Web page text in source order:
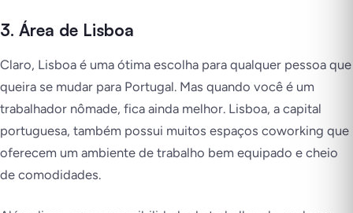
3. Área de Lisboa
Claro, Lisboa é uma ótima escolha para qualquer pessoa que
queira se mudar para Portugal. Mas quando você é um
trabalhador nômade, fica ainda melhor. Lisboa, a capital
portuguesa, também possui muitos espaços coworking que
oferecem um ambiente de trabalho bem equipado e cheio
de comodidades.